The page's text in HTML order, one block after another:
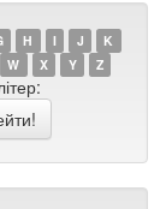
H I J
K
W X Y Z